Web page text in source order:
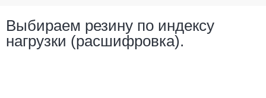
Выбираем резину по индексу
нагрузки (расшифровка).